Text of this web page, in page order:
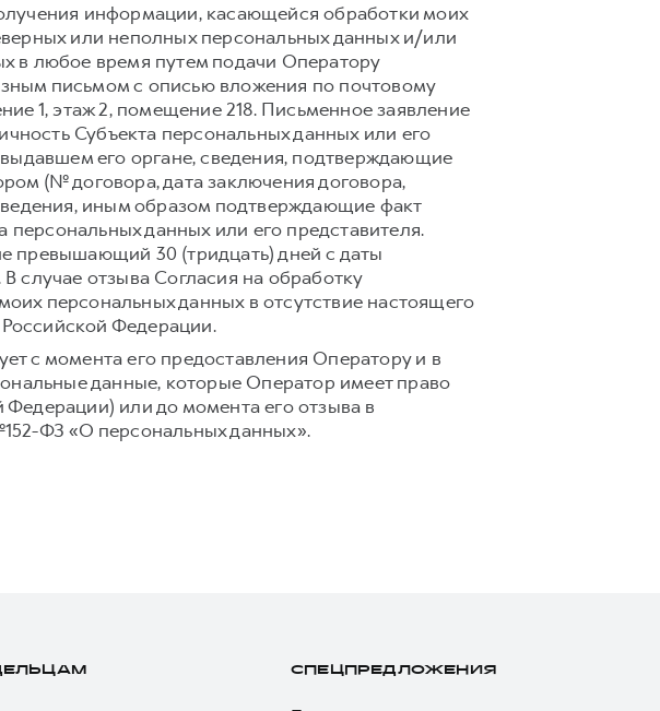
информации, касающейся обработки моих
или неполных персональных данных и/или
в любое время путем подачи Оператору
письмом с описью вложения по почтовому
1, этаж 2, помещение 218. Письменное заявление
Субъекта персональных данных или его
его органе, сведения, подтверждающие
(№ договора, дата заключения договора,
иным образом подтверждающие факт
данных или его представителя.
превышающий 30 (тридцать) дней с даты
случае отзыва Согласия на обработку
персональных данных в отсутствие настоящего
Федерации.
с момента его предоставления Оператору и в
данные, которые Оператор имеет право
Федерации) или до момента его отзыва в
ФЗ «О персональных данных».
СПЕЦПРЕДЛОЖЕНИЯ